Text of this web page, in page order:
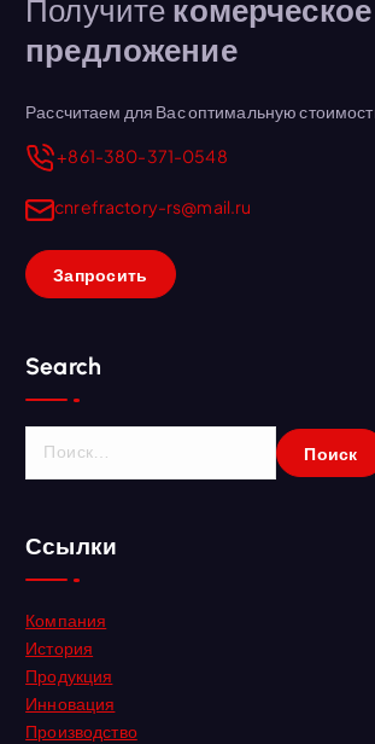
Получите комерческое
предложение
Рассчитаем для Вас оптимальную
+861-380-371-0548
cnrefractory-rs@mail.ru
Запросить
Search
и
:
Ссылки
Компания
История
Продукция
Инновация
Производство